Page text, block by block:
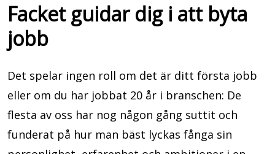
Facket guidar dig i att byta
jobb
Det spelar ingen roll om det är ditt första jobb
eller om du har jobbat 20 år i branschen: De
flesta av oss har nog någon gång suttit och
funderat på hur man bäst lyckas fånga sin